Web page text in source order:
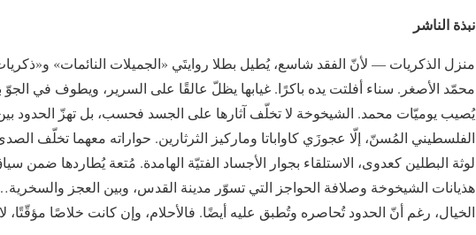
نبذة الناشر
منزل الذكريات — لأنّ الفقد شاسع، يُطيل بطلا روايتَي «الجميلات النائمات»
محمّد الأصغر. سناء أفلتت يده باكرًا. غيابها يظلّ عالقًا على السرير، ويطوف في
يُصيب يوميّات محمد. الشيخوخة لا تخلّف آثارها على الجسد فحسب، بل تهزّ الحدود بين
الفلسطيني المُسنّ، إلّا عجوزَي كاواباتا وماركيز الثرثارين. حواراته معهما تخلّف
لوثة البطلين كعدوى، الاستلقاء بجوار الأجساد الفتيّة الهامدة. مُتعة يُطاردها
هذيانات الشيخوخة وصلافة الحواجز التي تسوّر مدينة القدس، وبين العجز
الخيال، رغم أنّ الحدود تُحاصره وتُطبق عليه أيضًا. فالأحلام، وإن كانت خلاصًا مؤقّتًا،